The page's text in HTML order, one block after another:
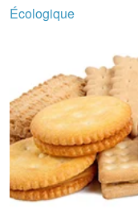
Écologique